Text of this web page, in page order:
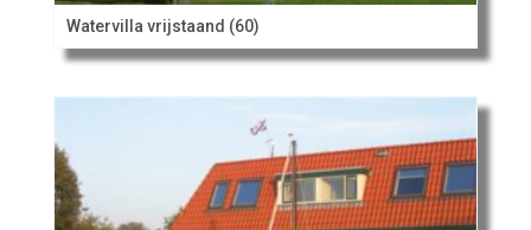
Watervilla vrijstaand (60)